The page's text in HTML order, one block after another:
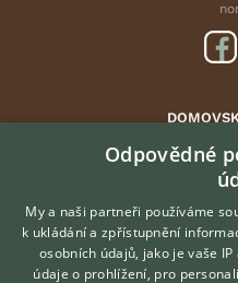
Odpovědné
My a naši partneři používáme
k ukládání a zpřístupnění
osobních údajů, jako je vaše
údaje o prohlížení, pro